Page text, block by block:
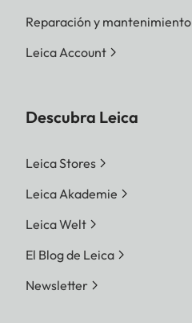
Reparación y mantenimiento
Leica Account
Descubra Leica
Leica Stores
Leica Akademie
Leica Welt
El Blog de Leica
Newsletter